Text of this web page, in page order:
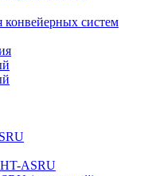
систем
ASRU